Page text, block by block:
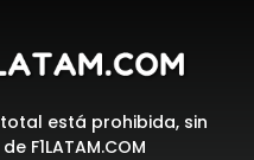
está prohibida, sin
F1LATAM.COM